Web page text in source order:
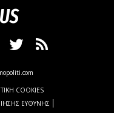
COOKIES
ΕΥΘΥΝΗΣ